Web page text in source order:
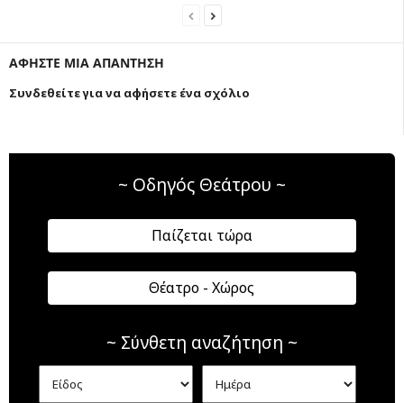
ΑΦΗΣΤΕ ΜΙΑ ΑΠΑΝΤΗΣΗ
Συνδεθείτε για να αφήσετε ένα σχόλιο
~ Οδηγός Θεάτρου ~
Παίζεται τώρα
Θέατρο - Χώρος
~ Σύνθετη αναζήτηση ~